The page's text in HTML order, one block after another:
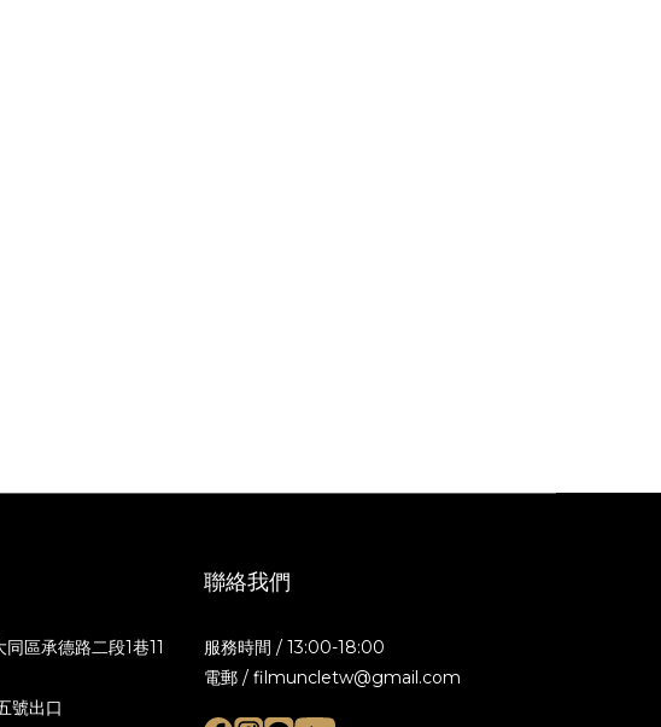
區承德路二段1巷11
號出口
聯絡我們
服務時間 / 13:00-18:00
電郵 / filmuncletw@gmail.com